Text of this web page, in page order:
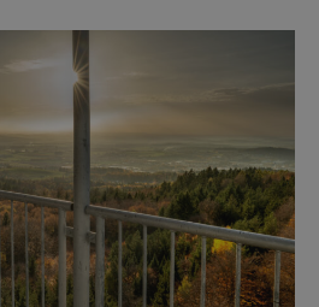
dni patří nejen výhled,